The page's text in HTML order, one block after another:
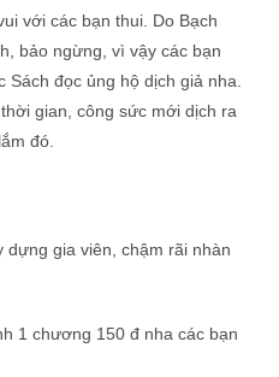
với các bạn thui. Do Bạch
bảo ngừng, vì vậy các bạn
đọc ủng hộ dịch giả nha.
gian, công sức mới dịch ra
đó.
dựng gia viên, chậm rãi nhàn
1 chương 150 đ nha các bạn